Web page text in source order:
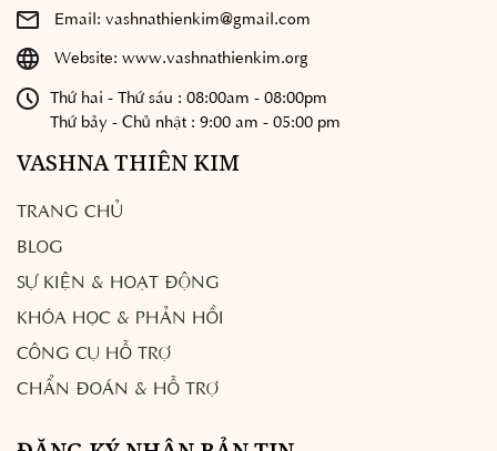
Email: vashnathienkim@gmail.com
Website: www.vashnathienkim.org
Thứ hai - Thứ sáu : 08:00am - 08:00pm
Thứ bảy - Chủ nhật : 9:00 am - 05:00 pm
VASHNA THIÊN KIM
TRANG CHỦ
BLOG
SỰ KIỆN & HOẠT ĐỘNG
KHÓA HỌC & PHẢN HỒI
CÔNG CỤ HỖ TRỢ
CHẨN ĐOÁN & HỖ TRỢ